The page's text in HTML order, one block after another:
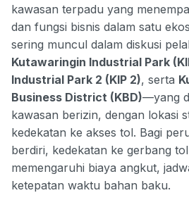
kawasan terpadu yang
dan fungsi bisnis dalam satu
sering muncul dalam diskusi
Kutawaringin Industrial Park
Industrial Park 2 (KIP 2), serta
Business District (KBD)—yang
kawasan berizin, dengan lokasi
kedekatan ke akses tol. Bagi
berdiri, kedekatan ke gerbang
memengaruhi biaya angkut,
ketepatan waktu bahan baku.